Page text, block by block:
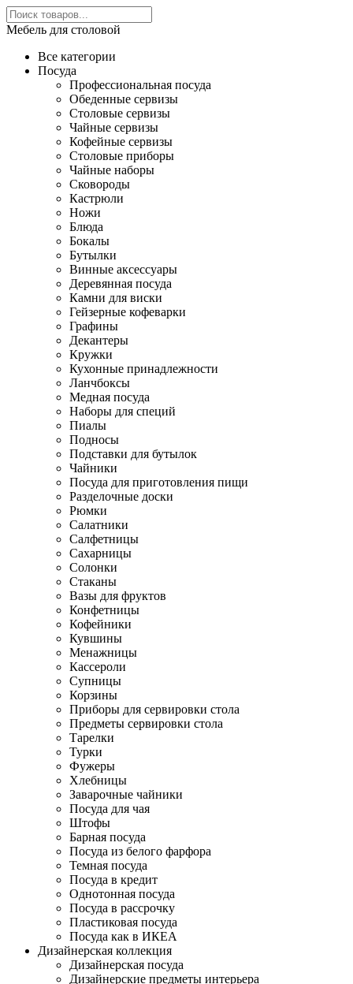
Мебель для столовой
Все категории
Посуда
Профессиональная посуда
Обеденные сервизы
Столовые сервизы
Чайные сервизы
Кофейные сервизы
Столовые приборы
Чайные наборы
Сковороды
Кастрюли
Ножи
Блюда
Бокалы
Бутылки
Винные аксессуары
Деревянная посуда
Камни для виски
Гейзерные кофеварки
Графины
Декантеры
Кружки
Кухонные принадлежности
Ланчбоксы
Медная посуда
Наборы для специй
Пиалы
Подносы
Подставки для бутылок
Чайники
Посуда для приготовления пищи
Разделочные доски
Рюмки
Салатники
Салфетницы
Сахарницы
Солонки
Стаканы
Вазы для фруктов
Конфетницы
Кофейники
Кувшины
Менажницы
Кассероли
Супницы
Корзины
Приборы для сервировки стола
Предметы сервировки стола
Тарелки
Турки
Фужеры
Хлебницы
Заварочные чайники
Посуда для чая
Штофы
Барная посуда
Посуда из белого фарфора
Темная посуда
Посуда в кредит
Однотонная посуда
Посуда в рассрочку
Пластиковая посуда
Посуда как в ИКЕА
Дизайнерская коллекция
Дизайнерская посуда
Дизайнерские предметы интерьера